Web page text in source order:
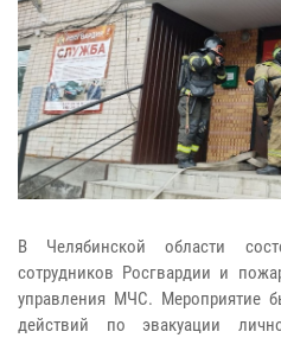
В Челябинской области
сотрудников Росгвардии и
управления МЧС. Мероприятие
действий по эвакуации